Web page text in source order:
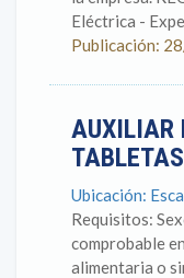
Eléctrica -
Publicación:
AUXILIAR
Ubicación:
Requisitos:
comprobable
alimentaria o